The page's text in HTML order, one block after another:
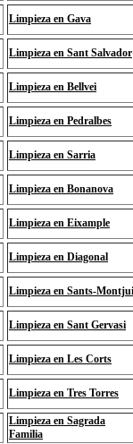
Limpieza en Gava
Limpieza en Sant Salvador
Limpieza en Bellvei
Limpieza en Pedralbes
Limpieza en Sarria
Limpieza en Bonanova
Limpieza en Eixample
Limpieza en Diagonal
Limpieza en Sants-
Limpieza en Sant Gervasi
Limpieza en Les Corts
Limpieza en Tres Torres
Limpieza en Sagrada
Familia